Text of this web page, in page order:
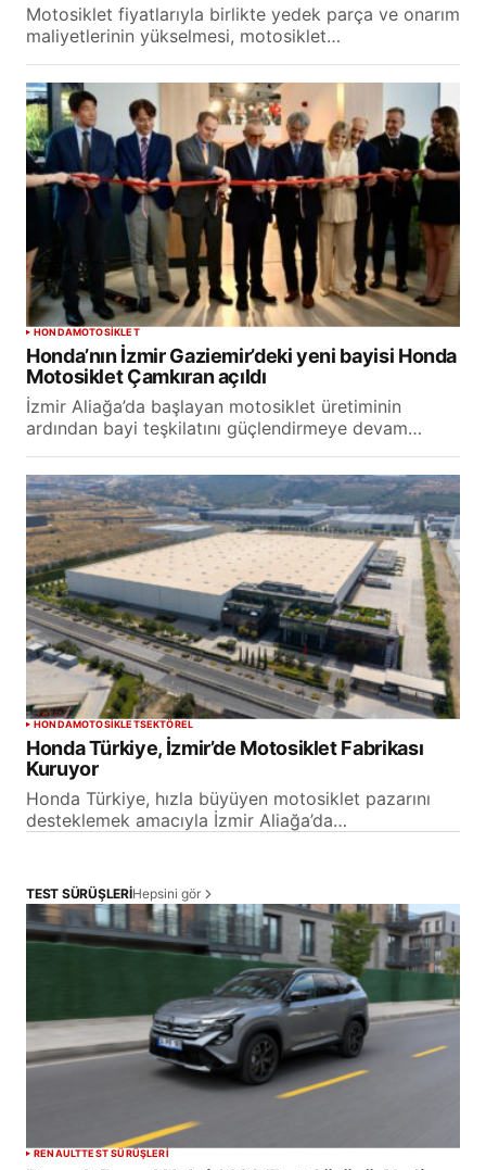
Motosiklet fiyatlarıyla birlikte yedek parça ve onarım
maliyetlerinin yükselmesi, motosiklet…
HONDAMOTOSİKLET
Honda’nın İzmir Gaziemir’deki yeni bayisi Honda
Motosiklet Çamkıran açıldı
İzmir Aliağa’da başlayan motosiklet üretiminin
ardından bayi teşkilatını güçlendirmeye devam…
HONDAMOTOSİKLETSEKTÖREL
Honda Türkiye, İzmir’de Motosiklet Fabrikası
Kuruyor
Honda Türkiye, hızla büyüyen motosiklet pazarını
desteklemek amacıyla İzmir Aliağa’da…
TEST SÜRÜŞLERİHepsini gör
RENAULTTEST SÜRÜŞLERİ